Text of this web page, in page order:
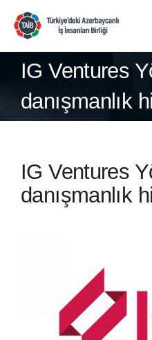
content
Üyelik
Haber
IG Ventures
danışmanlık
IG Ventures
danışmanlık